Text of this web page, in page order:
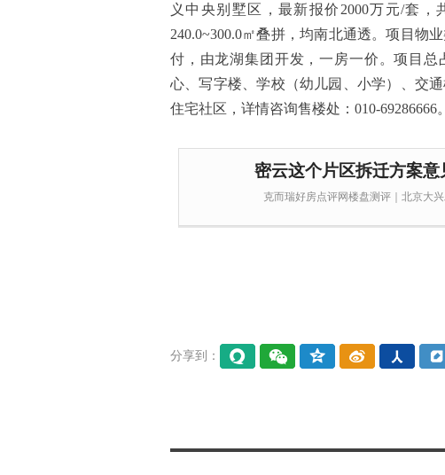
义中央别墅区，最新报价2000万元/套，
240.0~300.0㎡叠拼，均南北通透。项目物
付，由龙湖集团开发，一房一价。项目总
心、写字楼、学校（幼儿园、小学）、交
住宅社区，详情咨询售楼处：010-69286666。
密云这个片区拆迁方案意
克而瑞好房点评网楼盘测评｜北京大
分享到：